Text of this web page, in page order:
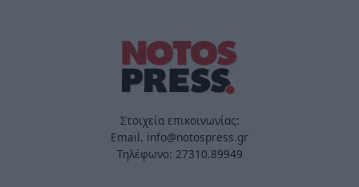
Στοιχεία επικοινωνίας:
Email. info@notospress.gr
Τηλέφωνο: 27310.89949